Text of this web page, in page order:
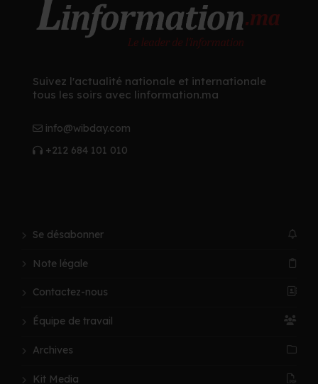
Suivez l'actualité nationale et internationale
tous les soirs avec linformation.ma
info@wibday.com
+212 684 101 010
Se désabonner
Note légale
Contactez-nous
Équipe de travail
Archives
Kit Media